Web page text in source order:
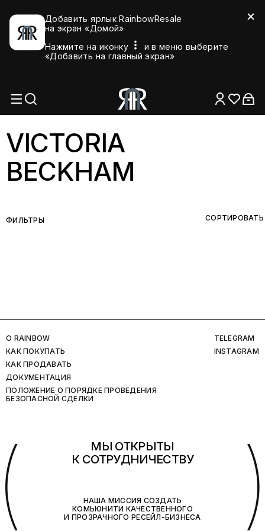
Добавить ярлык RainbowResale
на экран «Домой»
Нажмите на иконку
и в меню выберите
«Добавить на главный экран»
VICTORIA
BECKHAM
ФИЛЬТРЫ СОРТИРОВАТЬ
O RAINBOW
КАК ПОКУПАТЬ
КАК ПРОДАВАТЬ
ДОКУМЕНТАЦИЯ
ПОЛОЖЕНИЕ О ПОРЯДКЕ ПРОВЕДЕНИЯ
БЕЗОПАСНОЙ СДЕЛКИ
TELEGRAM
INSTAGRAM
МЫ ОТКРЫТЫ
К СОТРУДНИЧЕСТВУ
НАША МИССИЯ СОЗДАТЬ
КОМЬЮНИТИ КАЧЕСТВЕННОГО
И ПРОЗРАЧНОГО РЕСЕЙЛ-БИЗНЕСА